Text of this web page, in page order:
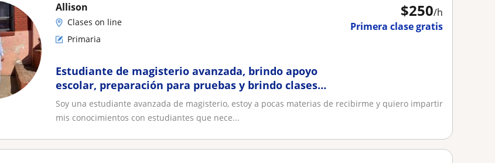
$250/h
Primera clase gratis
Allison
Clases on line
Primaria
Estudiante de magisterio avanzada, brindo apoyo
escolar, preparación para pruebas y brindo clases
personalizadas
Soy una estudiante avanzada de magisterio, estoy a pocas materias de recibirme y quiero impartir
mis conocimientos con estudiantes que nece...